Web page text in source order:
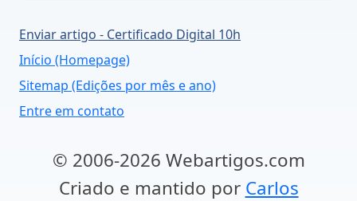
Enviar artigo - Certificado Digital 10h
Início (Homepage)
Sitemap (Edições por mês e ano)
Entre em contato
© 2006-2026 Webartigos.com
Criado e mantido por Carlos